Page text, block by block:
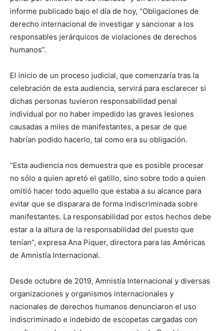
informe publicado bajo el día de hoy, “Obligaciones de
derecho internacional de investigar y sancionar a los
responsables jerárquicos de violaciones de derechos
humanos”.
El inicio de un proceso judicial, que comenzaría tras la
celebración de esta audiencia, servirá para esclarecer si
dichas personas tuvieron responsabilidad penal
individual por no haber impedido las graves lesiones
causadas a miles de manifestantes, a pesar de que
habrían podido hacerlo, tal como era su obligación.
“Esta audiencia nos demuestra que es posible procesar
no sólo a quien apretó el gatillo, sino sobre todo a quien
omitió hacer todo aquello que estaba a su alcance para
evitar que se disparara de forma indiscriminada sobre
manifestantes. La responsabilidad por estos hechos debe
estar a la altura de la responsabilidad del puesto que
tenían”, expresa Ana Piquer, directora para las Américas
de Amnistía Internacional.
Desde octubre de 2019, Amnistía Internacional y diversas
organizaciones y organismos internacionales y
nacionales de derechos humanos denunciaron el uso
indiscriminado e indebido de escopetas cargadas con